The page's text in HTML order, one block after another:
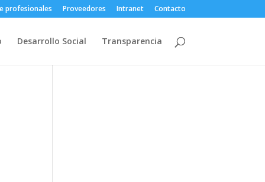
profesionales Proveedores Intranet Contacto
Desarrollo Social Transparencia